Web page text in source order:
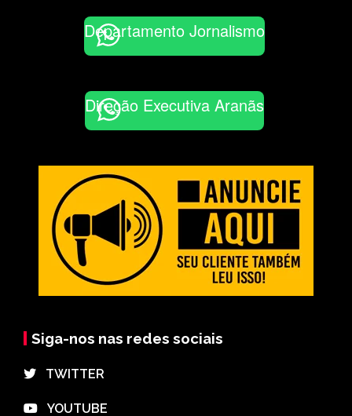
Departamento Jornalismo
Direção Executiva Aranãs
Siga-nos nas redes sociais
⠀TWITTER
⠀YOUTUBE